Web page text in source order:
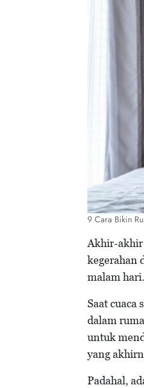
9 Cara Bikin
Akhir-akhir
kegerahan
malam hari.
Saat cuaca
dalam
untuk
yang
Padahal,